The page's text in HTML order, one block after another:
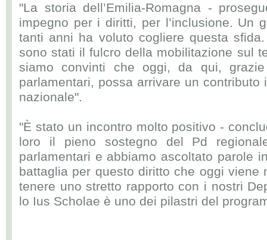
"La storia dell’Emilia-Romagna -
impegno per i diritti, per l’inclusione. Un
tanti anni ha voluto cogliere questa
sono stati il fulcro della mobilitazione sul
siamo convinti che oggi, da qui, grazie
parlamentari, possa arrivare un contributo
nazionale".
"È stato un incontro molto positivo -
loro il pieno sostegno del Pd
parlamentari e abbiamo ascoltato parole
battaglia per questo diritto che oggi viene
tenere uno stretto rapporto con i nostri
lo Ius Scholae è uno dei pilastri del